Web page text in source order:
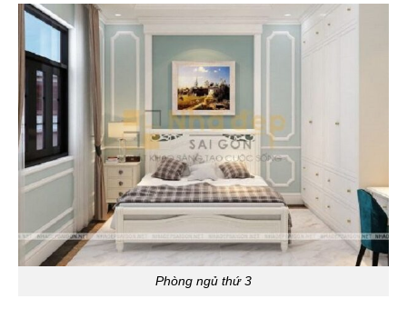
Phòng ngủ thứ 3